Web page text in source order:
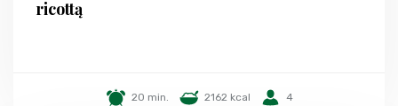
ricottą
20 min. 2162 kcal 4